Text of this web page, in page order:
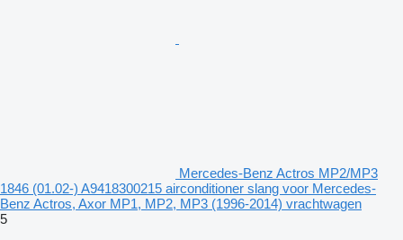
Mercedes-Benz Actros MP2/MP3
1846 (01.02-) A9418300215 airconditioner slang voor Mercedes-
Benz Actros, Axor MP1, MP2, MP3 (1996-2014) vrachtwagen
5